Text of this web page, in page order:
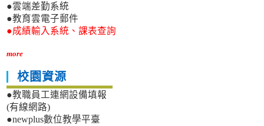
●雲端差勤系統
●教育雲電子郵件
●成績輸入系統、課表查詢
more
校園資源
●教職員工連網設備填報
(有線網路)
●newplus數位教學平臺